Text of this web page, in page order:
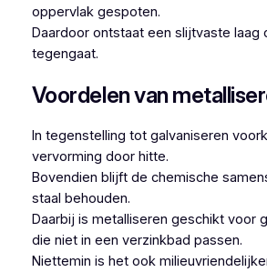
oppervlak gespoten.
Daardoor ontstaat een slijtvaste laag
tegengaat.
Voordelen van
In tegenstelling tot galvaniseren
vervorming door hitte.
Bovendien blijft de chemische
staal behouden.
Daarbij is metalliseren geschikt voor
die niet in een verzinkbad passen.
Niettemin is het ook